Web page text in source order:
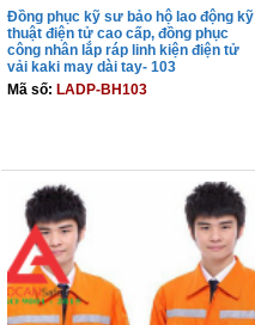
Đồng phục kỹ sư bảo hộ lao động kỹ
thuật điện tử cao cấp, đồng phục
công nhân lắp ráp linh kiện điện tử
vải kaki may dài tay- 103
Mã số: LADP-BH103